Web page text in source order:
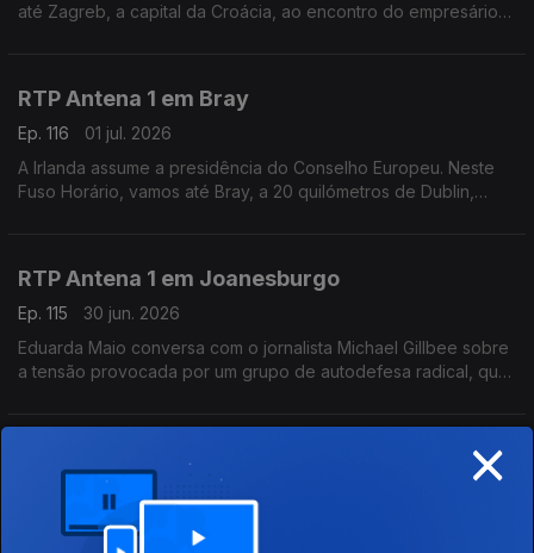
até Zagreb, a capital da Croácia, ao encontro do empresário
RTP Antena 1 em Bray
Ep. 116
01 jul. 2026
A Irlanda assume a presidência do Conselho Europeu. Neste
Fuso Horário, vamos até Bray, a 20 quilómetros de Dublin,
RTP Antena 1 em Joanesburgo
Ep. 115
30 jun. 2026
Eduarda Maio conversa com o jornalista Michael Gillbee sobre
a tensão provocada por um grupo de autodefesa radical, que
RTP Antena 1 em Estugarda
29 jun. 2026
No arranque da semana, começamos o Fuso Horário na
×